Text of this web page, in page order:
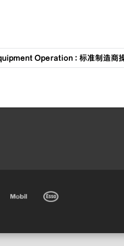
Operation : 标准制造商